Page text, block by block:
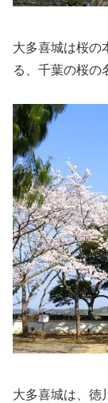
大多喜城は桜の
る、千葉の桜の
大多喜城は、徳